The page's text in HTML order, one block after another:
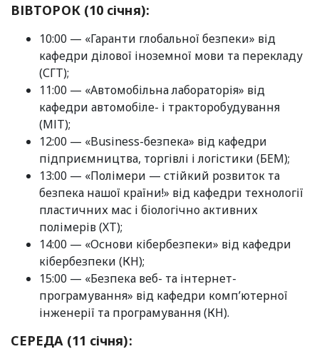
ВІВТОРОК (10 січня):
10:00 — «Гаранти глобальної безпеки» від
кафедри ділової іноземної мови та перекладу
(СГТ);
11:00 — «Автомобільна лабораторія» від
кафедри автомобіле- і тракторобудування
(МІТ);
12:00 — «Business-безпека» від кафедри
підприємництва, торгівлі і логістики (БЕМ);
13:00 — «Полімери — стійкий розвиток та
безпека нашої країни!» від кафедри технології
пластичних мас і біологічно активних
полімерів (ХТ);
14:00 — «Основи кібербезпеки» від кафедри
кібербезпеки (КН);
15:00 — «Безпека веб- та інтернет-
програмування» від кафедри комп’ютерної
інженерії та програмування (КН).
СЕРЕДА (11 січня):